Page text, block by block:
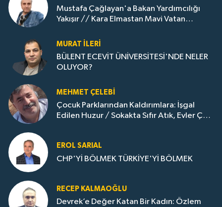
Mustafa Çağlayan'a Bakan Yardımcılığı
Yakışır // ​Kara Elmastan Mavi Vatan
MURAT İLERI
BÜLENT ECEVİT ÜNİVERSİTESİ'NDE NELER
OLUYOR?
MEHMET ÇELEBI
Çocuk Parklarından Kaldırımlara: İşgal
Edilen Huzur / Sokakta Sıfır Atık, Evler Çöp
EROL SARIAL
CHP'Yİ BÖLMEK TÜRKİYE'Yİ BÖLMEK
RECEP KALMAOĞLU
Devrek’e Değer Katan Bir Kadın: Özlem